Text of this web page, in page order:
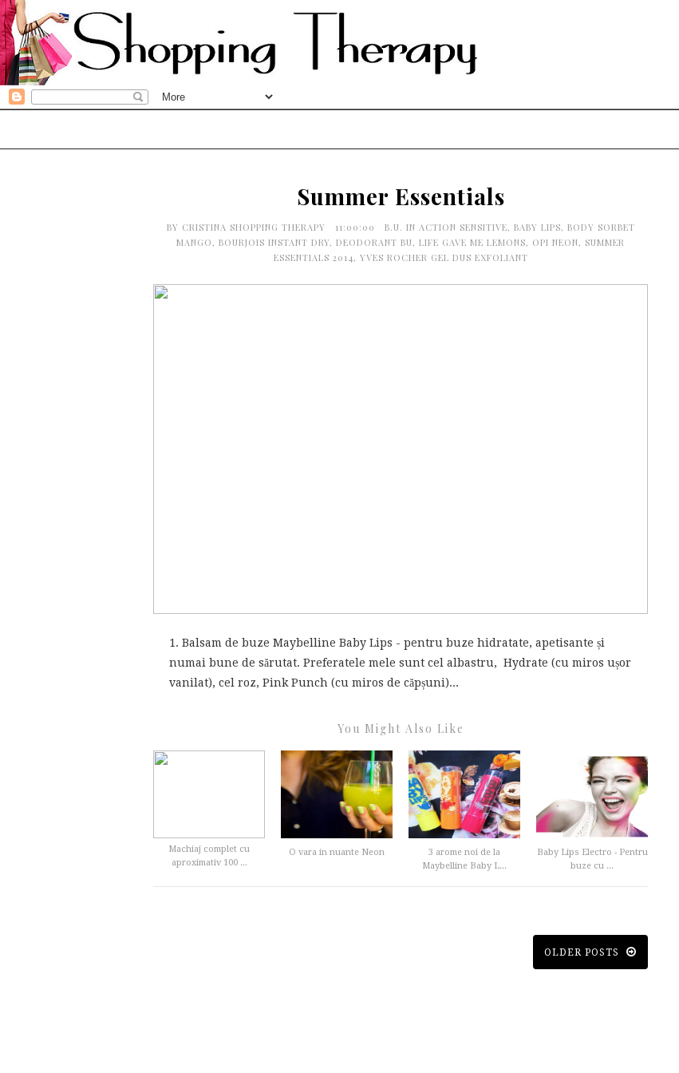
Summer Essentials
BY CRISTINA SHOPPING THERAPY 11:00:00 B.U. IN ACTION SENSITIVE, BABY LIPS, BODY SORBET
MANGO, BOURJOIS INSTANT DRY, DEODORANT BU, LIFE GAVE ME LEMONS, OPI NEON, SUMMER
ESSENTIALS 2014, YVES ROCHER GEL DUS EXFOLIANT
1. Balsam de buze Maybelline Baby Lips - pentru buze hidratate, apetisante și
numai bune de sărutat. Preferatele mele sunt cel albastru, Hydrate (cu miros ușor
vanilat), cel roz, Pink Punch (cu miros de căpșuni)...
You Might Also Like
Machiaj complet cu
aproximativ 100 ...
O vara in nuante Neon
3 arome noi de la
Maybelline Baby L...
Baby Lips Electro - Pentru
buze cu ...
OLDER POSTS